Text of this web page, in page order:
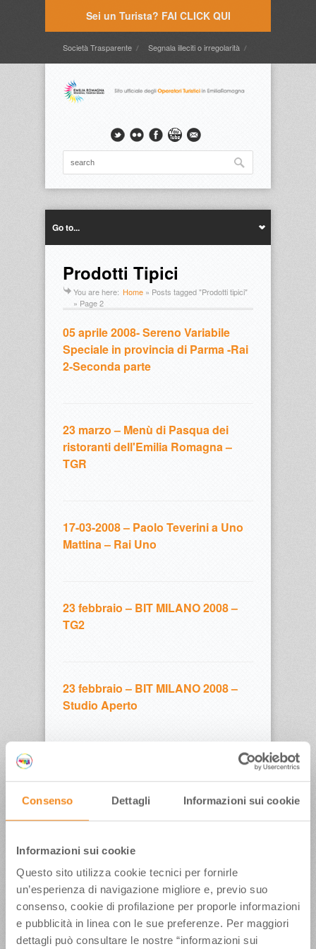
Consenso Dettagli Informazioni sui cookie
Informazioni sui cookie
Questo sito utilizza cookie tecnici per fornirle
un’esperienza di navigazione migliore e, previo suo
consenso, cookie di profilazione per proporle informazioni
e pubblicità in linea con le sue preferenze. Per maggiori
dettagli può consultare le nostre “informazioni sui
Sei un Turista? FAI CLICK QUI
Società Trasparente Segnala illeciti o irregolarità
Timbrature
Go to...
Prodotti Tipici
You are here: Home » Posts tagged "Prodotti tipici"
» Page 2
05 aprile 2008- Sereno Variabile
Speciale in provincia di Parma -Rai
2-Seconda parte
23 marzo – Menù di Pasqua dei
ristoranti dell'Emilia Romagna –
TGR
17-03-2008 – Paolo Teverini a Uno
Mattina – Rai Uno
23 febbraio – BIT MILANO 2008 –
TG2
23 febbraio – BIT MILANO 2008 –
Studio Aperto
Romagna – RAI1 Linea Verde
3 Dicembre – Tradizione del Maiale
in E-R – TG2 Costume e Società
2 Dicembre – La preparazione della